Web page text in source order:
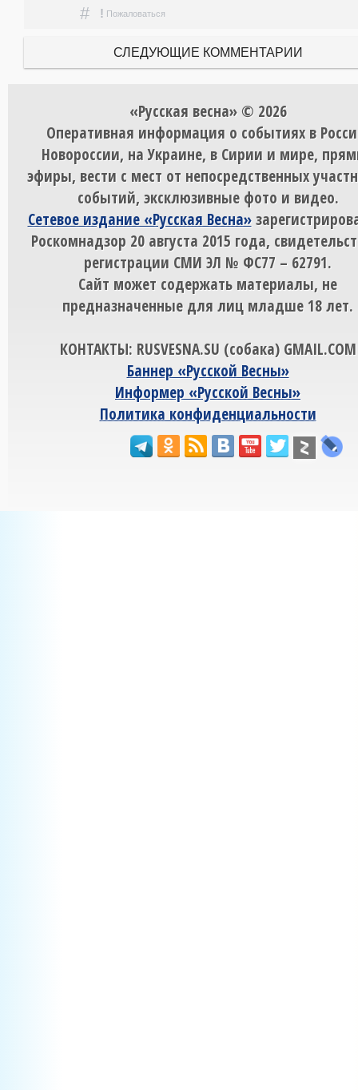
# ! Пожаловаться
СЛЕДУЮЩИЕ КОММЕНТАРИИ
«Русская весна» © 2026
Оперативная информация о событиях в
Новороссии, на Украине, в Сирии и мире,
эфиры, вести с мест от непосредственных
событий, эксклюзивные фото и видео.
Сетевое издание «Русская Весна»
Роскомнадзор 20 августа 2015 года,
регистрации СМИ ЭЛ № ФС77 – 62791.
Сайт может содержать материалы, не
предназначенные для лиц младше 18 лет.
КОНТАКТЫ: RUSVESNA.SU (собака) GMAIL.COM
Баннер «Русской Весны»
Информер «Русской Весны»
Политика конфиденциальности